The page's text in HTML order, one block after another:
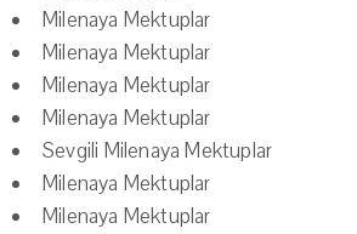
Milenaya Mektuplar
Milenaya Mektuplar
Milenaya Mektuplar
Milenaya Mektuplar
Sevgili Milenaya Mektuplar
Milenaya Mektuplar
Milenaya Mektuplar